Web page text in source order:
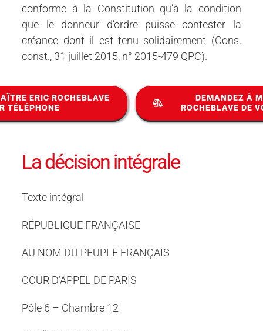
conforme à la Constitution qu’à la condition
que le donneur d’ordre puisse contester la
créance dont il est tenu solidairement (Cons.
const., 31 juillet 2015, n° 2015-479 QPC).
ERIC ROCHEBLAVE
TÉLÉPHONE
DEMANDEZ À
ROCHEBLAVE DE
La décision intégrale
Texte intégral
RÉPUBLIQUE FRANÇAISE
AU NOM DU PEUPLE FRANÇAIS
COUR D’APPEL DE PARIS
Pôle 6 – Chambre 12